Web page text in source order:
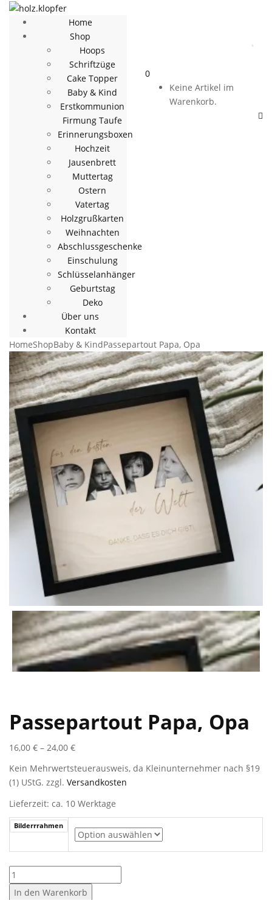
Home
Shop
Hoops
Schriftzüge
Cake Topper
Baby & Kind
Erstkommunion
Firmung Taufe
Erinnerungsboxen
Hochzeit
Jausenbrett
Muttertag
Ostern
Vatertag
Holzgrußkarten
Weihnachten
Abschlussgeschenke
Einschulung
Schlüsselanhänger
Geburtstag
Deko
Über uns
Kontakt
0
Keine Artikel im
Warenkorb.
HomeShopBaby & KindPassepartout Papa, Opa
Passepartout Papa, Opa
16,00 € – 24,00 €
Kein Mehrwertsteuerausweis, da Kleinunternehmer nach §19
(1) UStG. zzgl. Versandkosten
Lieferzeit: ca. 10 Werktage
Bilderrrahmen
Passepartout
Papa,
In den Warenkorb